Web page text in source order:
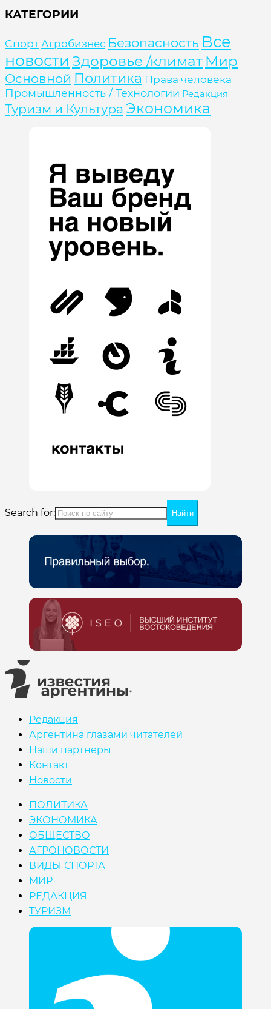
КАТЕГОРИИ
Cпорт Агробизнес Безопасность Все
новости Здоровье /климат Мир
Основной Политика Права человека
Промышленность / Технологии Редакция
Туризм и Культура Экономика
Search for:
Редакция
Аргентина глазами читателей
Наши партнеры
Контакт
Новости
ПОЛИТИКА
ЭКОНОМИКА
ОБЩЕСТВО
АГРОНОВОСТИ
ВИДЫ СПОРТА
МИР
РЕДАКЦИЯ
ТУРИЗМ